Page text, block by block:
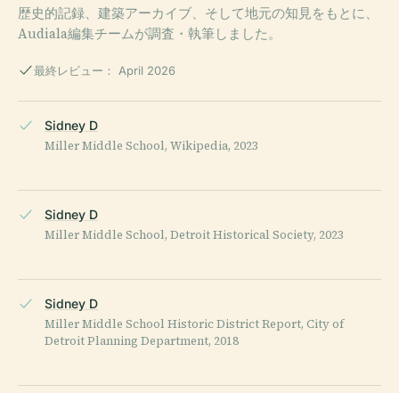
歴史的記録、建築アーカイブ、そして地元の知見をもとに、
Audiala編集チームが調査・執筆しました。
最終レビュー： April 2026
Sidney D
Miller Middle School, Wikipedia, 2023
Sidney D
Miller Middle School, Detroit Historical Society, 2023
Sidney D
Miller Middle School Historic District Report, City of
Detroit Planning Department, 2018